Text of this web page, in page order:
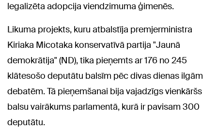
legalizēta adopcija viendzimuma ģimenēs.
Likuma projekts, kuru atbalstīja premjerministra
Kiriaka Micotaka konservatīvā partija "Jaunā
demokrātija" (ND), tika pieņemts ar 176 no 245
klātesošo deputātu balsīm pēc divas dienas ilgām
debatēm. Tā pieņemšanai bija vajadzīgs vienkāršs
balsu vairākums parlamentā, kurā ir pavisam 300
deputātu.